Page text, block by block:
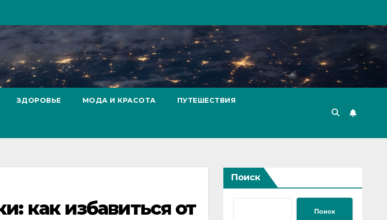
ЗДОРОВЬЕ МОДА И КРАСОТА ПУТЕШЕСТВИЯ
как избавиться от
Поиск
Поиск